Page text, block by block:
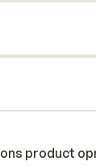
product